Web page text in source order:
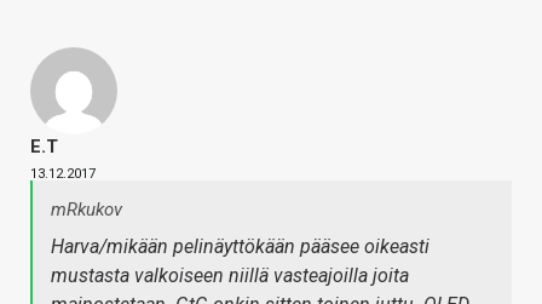
E.T
13.12.2017
mRkukov
Harva/mikään pelinäyttökään pääsee oikeasti
mustasta valkoiseen niillä vasteajoilla joita